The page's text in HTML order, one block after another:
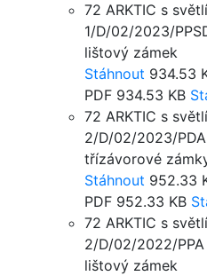
72 ARKTIC s
1/D/02/2023/
lištový zámek
Stáhnout 934.53
PDF 934.53 KB
72 ARKTIC s
2/D/02/2023/
třízávorové
Stáhnout 952.33
PDF 952.33 KB
72 ARKTIC s
2/D/02/2022/
lištový zámek